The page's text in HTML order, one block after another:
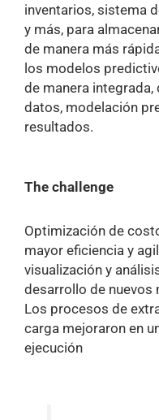
inventarios, sistema
y más, para
de manera más
los modelos
de manera
datos, modelación
resultados.
The challenge
Optimización de
mayor eficiencia y
visualización y
desarrollo de nuevos
Los procesos de
carga mejoraron en
ejecución